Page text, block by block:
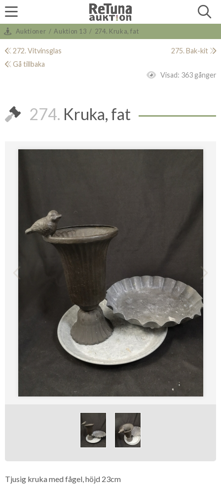
Auktioner / Auktion 13 / 274. Kruka, fat
272. Vitvinsglas
275. Bak-kit
Gå tillbaka
Visad: 363 gånger
274. Kruka, fat
Tjusig kruka med fågel, höjd 23cm